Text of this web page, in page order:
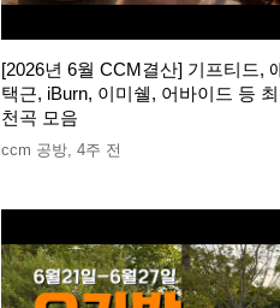
[2026년 6월 CCM결산] 기프티드,
택근, iBurn, 이미쉘, 어바이드 등
천곡 모음
ccm 공방 4주 전